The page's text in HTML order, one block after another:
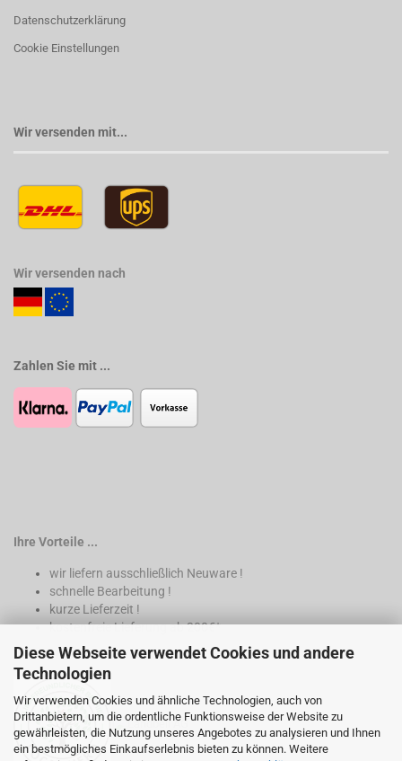
Diese Webseite verwendet Cookies und andere
Technologien
Wir verwenden Cookies und ähnliche Technologien, auch von
Drittanbietern, um die ordentliche Funktionsweise der Website zu
gewährleisten, die Nutzung unseres Angebotes zu analysieren und Ihnen
ein bestmögliches Einkaufserlebnis bieten zu können. Weitere
Datenschutzerklärung
Cookie Einstellungen
Wir versenden mit...
Wir versenden nach
Zahlen Sie mit ...
Ihre Vorteile ...
wir liefern ausschließlich Neuware !
schnelle Bearbeitung !
kurze Lieferzeit !
kostenfreie Lieferung ab 200€*
* nur innerhalb Deutschland